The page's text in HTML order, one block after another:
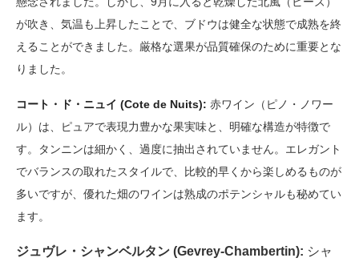
が吹き、気温も上昇したことで、ブドウは健全な状態で成熟を終
えることができました。厳格な選果が品質確保のために重要とな
りました。
コート・ド・ニュイ (Cote de Nuits): 赤ワイン（ピノ・ノワー
ル）は、ピュアで表現力豊かな果実味と、明確な構造が特徴で
す。タンニンは細かく、過度に抽出されていません。エレガント
でバランスの取れたスタイルで、比較的早くから楽しめるものが
多いですが、優れた畑のワインは熟成のポテンシャルも秘めてい
ます。
ジュヴレ・シャンベルタン (Gevrey-Chambertin): シャ